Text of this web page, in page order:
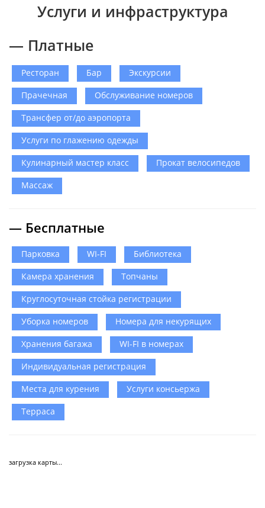
Услуги и инфраструктура
— Платные
Ресторан Бар
Экскурсии
Прачечная
Обслуживание номеров
Трансфер от/до аэропорта
Услуги по глажению одежды
Кулинарный мастер класс
Прокат велосипедов
Массаж
— Бесплатные
Парковка WI-FI
Библиотека
Камера хранения
Топчаны
Круглосуточная стойка регистрации
Уборка номеров
Номера для некурящих
Хранения багажа
WI-FI в номерах
Индивидуальная регистрация
Места для курения
Услуги консьержа
Терраса
загрузка карты...